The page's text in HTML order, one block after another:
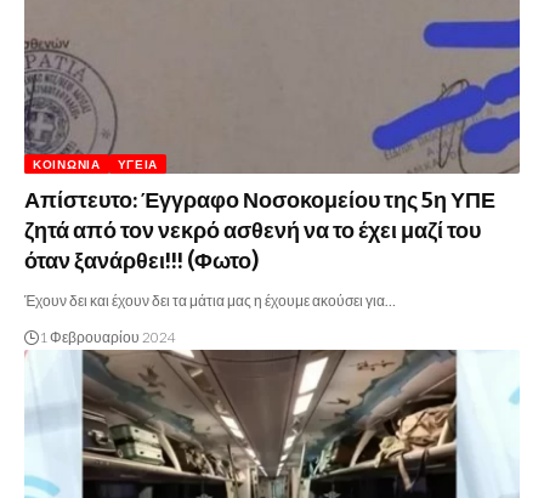
ΚΟΙΝΩΝΊΑ ΥΓΕΊΑ
Απίστευτο: Έγγραφο Νοσοκομείου της 5η ΥΠΕ
ζητά από τον νεκρό ασθενή να το έχει μαζί του
όταν ξανάρθει!!! (Φωτο)
Έχουν δει και έχουν δει τα μάτια μας η έχουμε ακούσει για…
1 Φεβρουαρίου 2024